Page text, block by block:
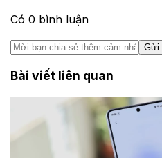
Có 0 bình luận
Gửi
Bài viết liên quan